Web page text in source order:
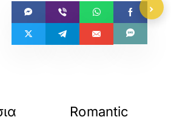
Romantic
›